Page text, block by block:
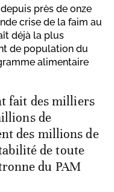
près de onze
crise de la faim au
déjà la plus
de population du
alimentaire
fait des milliers
de
des millions de
de toute
du PAM